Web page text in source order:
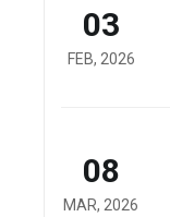
03
FEB, 2026
08
MAR, 2026